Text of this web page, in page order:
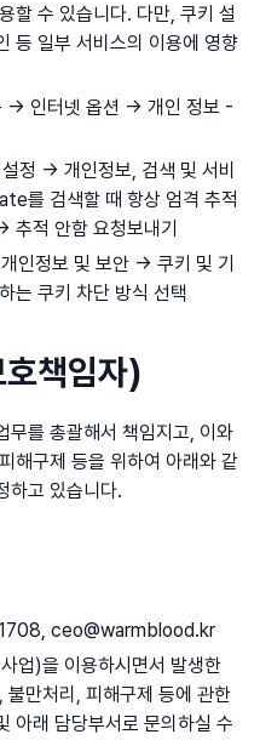
할 수 있습니다. 다만, 쿠키 설
등 일부 서비스의 이용에 영향
인터넷 옵션 -> 개인 정보 -
-> 개인정보, 검색 및 서비
를 검색할 때 항상 엄격 추적
추적 안함 요청보내기
정보 및 보안 -> 쿠키 및 기
는 쿠키 차단 방식 선택
책임자)
무를 총괄해서 책임지고, 이와
해구제 등을 위하여 아래와 같
하고 있습니다.
ceo@warmblood.kr
업)을 이용하시면서 발생한
만처리, 피해구제 등에 관한
아래 담당부서로 문의하실 수